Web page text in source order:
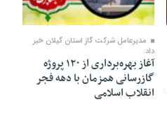
۲۹ بهمن ۱۴۰۴
مدیرعامل شرکت گاز استان گیلان خبر
داد:
آغاز بهره‌برداری از ۱۲۰ پروژه
گازرسانی همزمان با دهه فجر
انقلاب اسلامی